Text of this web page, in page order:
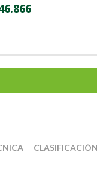
CLASIFICACIÓN